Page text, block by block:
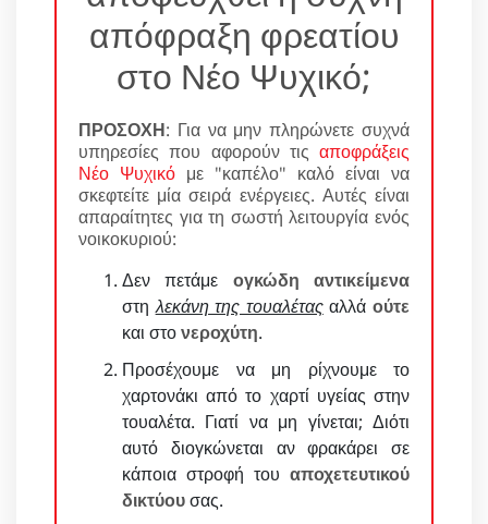
απόφραξη φρεατίου
στο Νέο Ψυχικό;
ΠΡΟΣΟΧΗ: Για να μην πληρώνετε συχνά
υπηρεσίες που αφορούν τις αποφράξεις
Νέο Ψυχικό με "καπέλο" καλό είναι να
σκεφτείτε μία σειρά ενέργειες. Αυτές είναι
απαραίτητες για τη σωστή λειτουργία ενός
νοικοκυριού:
Δεν πετάμε ογκώδη αντικείμενα
στηλεκάνη της τουαλέταςαλλάούτε
και στονεροχύτη.
Προσέχουμε να μη ρίχνουμε το
χαρτονάκι από το χαρτί υγείας στην
τουαλέτα. Γιατί να μη γίνεται; Διότι
αυτό διογκώνεται αν φρακάρει σε
κάποια στροφή του αποχετευτικού
δικτύουσας.